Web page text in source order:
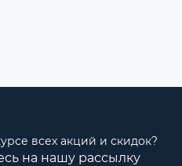
всех акций и скидок?
на нашу рассылку